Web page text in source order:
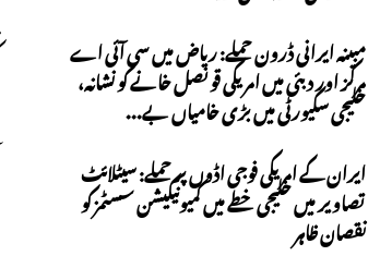
مبینہ ایرانی ڈرون حملے: ریاض میں سی آئی اے
مرکز اور دبئی میں امریکی قونصل خانے کو نشانہ،
خلیجی سکیورٹی میں بڑی خامیاں بے...
ایران کے امریکی فوجی اڈوں پر حملے: سیٹلائٹ
تصاویر میں خلیجی خطے میں کمیونیکیشن سسٹمز کو
نقصان ظاہر